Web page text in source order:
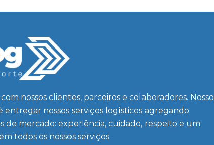
nossos clientes, parceiros e colaboradores. Nosso
entregar nossos serviços logísticos agregando
de mercado: experiência, cuidado, respeito e um
todos os nossos serviços.